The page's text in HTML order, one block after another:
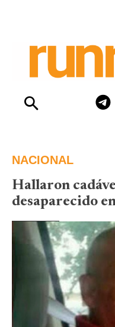
NACIONAL
Hallaron
desaparecido